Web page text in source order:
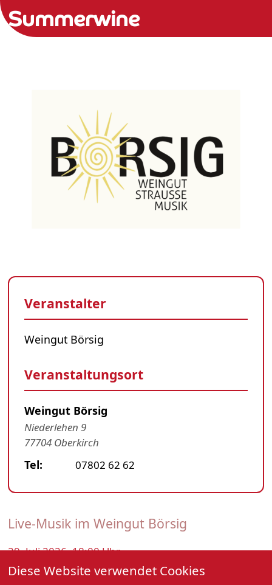
Diese Website verwendet Cookies
Summerwine
Live-Musik im Weingut Börsig
29. Juli 2026, 18:00 Uhr
Bei Summerwine lauschen Sie den Klängen
Veranstalter
Weingut Börsig
Veranstaltungsort
Weingut Börsig
Niederlehen 9
77704 Oberkirch
Tel: 07802 62 62